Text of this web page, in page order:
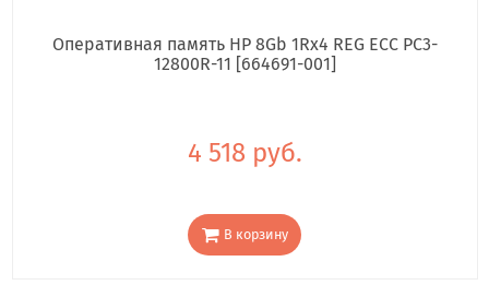
Оперативная память HP 8Gb 1Rx4 REG ECC PC3-
12800R-11 [664691-001]
4 518 руб.
В корзину